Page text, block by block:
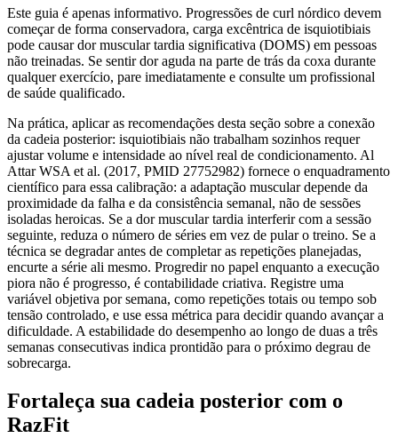
Este guia é apenas informativo. Progressões de curl nórdico devem
começar de forma conservadora, carga excêntrica de isquiotibiais
pode causar dor muscular tardia significativa (DOMS) em pessoas
não treinadas. Se sentir dor aguda na parte de trás da coxa durante
qualquer exercício, pare imediatamente e consulte um profissional
de saúde qualificado.
Na prática, aplicar as recomendações desta seção sobre a conexão
da cadeia posterior: isquiotibiais não trabalham sozinhos requer
ajustar volume e intensidade ao nível real de condicionamento. Al
Attar WSA et al. (2017, PMID 27752982) fornece o enquadramento
científico para essa calibração: a adaptação muscular depende da
proximidade da falha e da consistência semanal, não de sessões
isoladas heroicas. Se a dor muscular tardia interferir com a sessão
seguinte, reduza o número de séries em vez de pular o treino. Se a
técnica se degradar antes de completar as repetições planejadas,
encurte a série ali mesmo. Progredir no papel enquanto a execução
piora não é progresso, é contabilidade criativa. Registre uma
variável objetiva por semana, como repetições totais ou tempo sob
tensão controlado, e use essa métrica para decidir quando avançar a
dificuldade. A estabilidade do desempenho ao longo de duas a três
semanas consecutivas indica prontidão para o próximo degrau de
sobrecarga.
Fortaleça sua cadeia posterior com o
RazFit